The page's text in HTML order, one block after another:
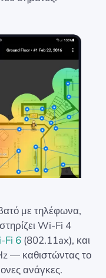
με τηλέφωνα,
Wi-Fi 4
Fi 6 (802.11ax), και
— καθιστώντας το
ανάγκες.